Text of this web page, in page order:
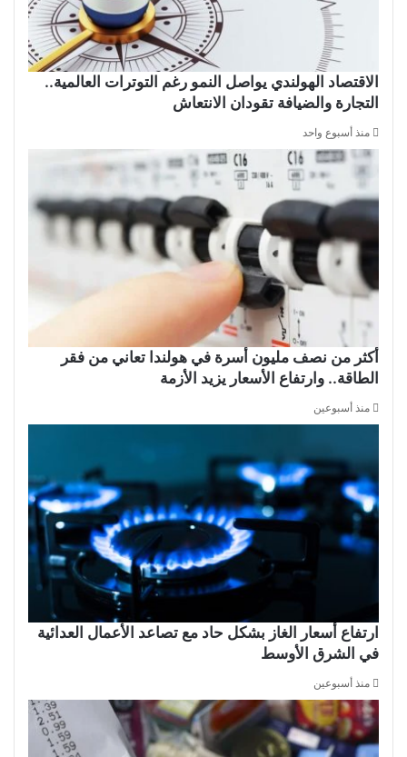
الاقتصاد الهولندي يواصل النمو رغم التوترات العالمية..
التجارة والضيافة تقودان الانتعاش
منذ أسبوع واحد
أكثر من نصف مليون أسرة في هولندا تعاني من فقر
الطاقة.. وارتفاع الأسعار يزيد الأزمة
منذ أسبوعين
ارتفاع أسعار الغاز بشكل حاد مع تصاعد الأعمال العدائية
في الشرق الأوسط
منذ أسبوعين